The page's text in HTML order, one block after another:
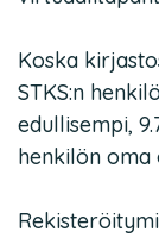
Koska
STKS:n
edullisempi,
henkilön oma